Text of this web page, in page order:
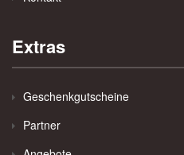
Extras
Geschenkgutscheine
Partner